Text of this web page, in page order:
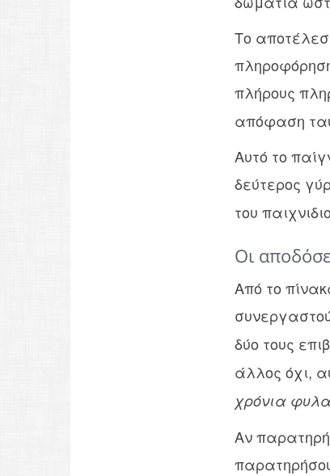
Το
πλήρους
απόφαση
Αυτό το
δεύτερος
του
Οι
Από το
δύο τους
άλλος όχι,
χρόνια
Αν